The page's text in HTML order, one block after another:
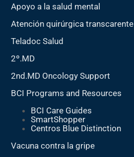
Apoyo a la salud mental
Atención quirúrgica transcarente
Teladoc Salud
2º.MD
2nd.MD Oncology Support
BCI Programs and Resources
BCI Care Guides
SmartShopper
Centros Blue Distinction
Vacuna contra la gripe